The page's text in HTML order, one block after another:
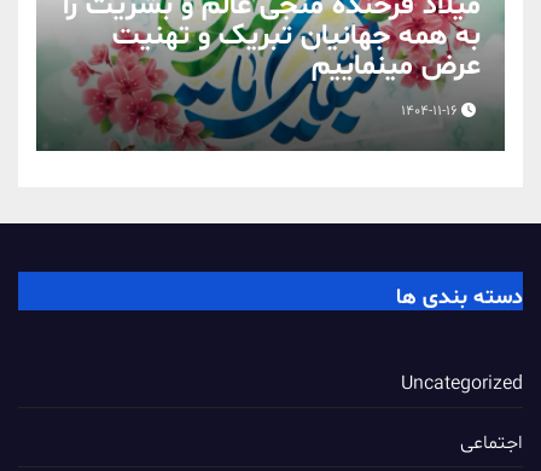
به همه جهانیان تبریک و تهنیت
عرض مینماییم
1404-11-16
دسته بندی ها
Uncategorized
اجتماعی